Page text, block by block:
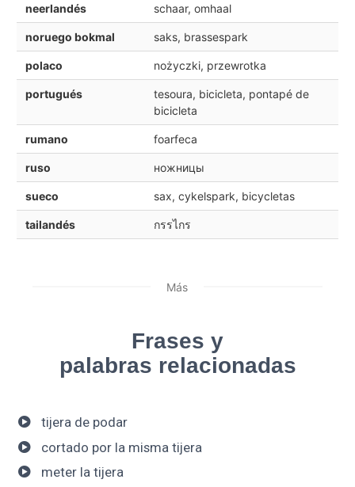
neerlandés schaar, omhaal
noruego bokmal saks, brassespark
polaco nożyczki, przewrotka
portugués
tesoura, bicicleta, pontapé de
bicicleta
rumano foarfeca
ruso ножницы
sueco sax, cykelspark, bicycletas
tailandés กรรไกร
Más
Frases y
palabras relacionadas
tijera de podar
cortado por la misma tijera
meter la tijera